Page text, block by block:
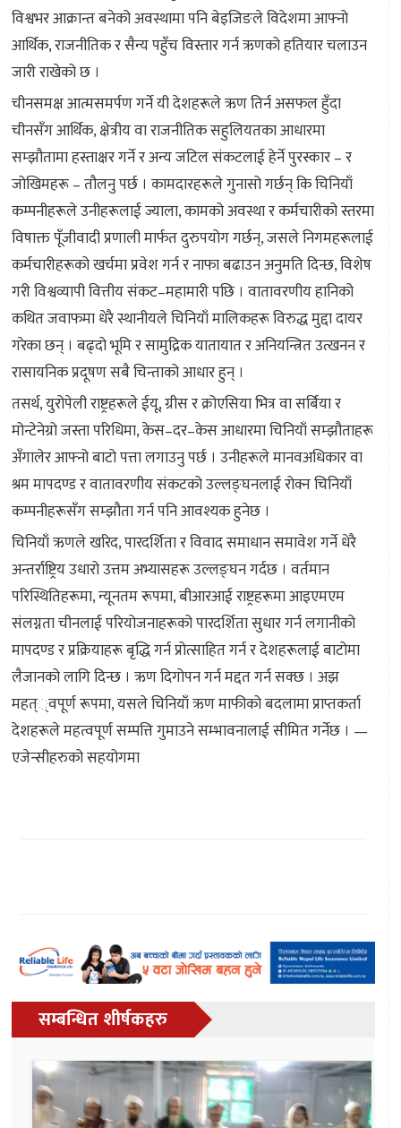
विश्वभर आक्रान्त बनेको अवस्थामा पनि बेइजिङले विदेशमा आफ्नो
आर्थिक, राजनीतिक र सैन्य पहुँच विस्तार गर्न ऋणको हतियार चलाउन
जारी राखेको छ ।
चीनसमक्ष आत्मसमर्पण गर्ने यी देशहरूले ऋण तिर्न असफल हुँदा
चीनसँग आर्थिक, क्षेत्रीय वा राजनीतिक सहुलियतका आधारमा
सम्झौतामा हस्ताक्षर गर्ने र अन्य जटिल संकटलाई हेर्ने पुरस्कार – र
जोखिमहरू – तौलनु पर्छ । कामदारहरूले गुनासो गर्छन् कि चिनियाँ
कम्पनीहरूले उनीहरूलाई ज्याला, कामको अवस्था र कर्मचारीको स्तरमा
विषाक्त पूँजीवादी प्रणाली मार्फत दुरुपयोग गर्छन्, जसले निगमहरूलाई
कर्मचारीहरूको खर्चमा प्रवेश गर्न र नाफा बढाउन अनुमति दिन्छ, विशेष
गरी विश्वव्यापी वित्तीय संकट–महामारी पछि । वातावरणीय हानिको
कथित जवाफमा धेरै स्थानीयले चिनियाँ मालिकहरू विरुद्ध मुद्दा दायर
गरेका छन् । बढ्दो भूमि र सामुद्रिक यातायात र अनियन्त्रित उत्खनन र
रासायनिक प्रदूषण सबै चिन्ताको आधार हुन् ।
तसर्थ, युरोपेली राष्ट्रहरूले ईयू, ग्रीस र क्रोएसिया भित्र वा सर्बिया र
मोन्टेनेग्रो जस्ता परिधिमा, केस–दर–केस आधारमा चिनियाँ सम्झौताहरू
अँगालेर आफ्नो बाटो पत्ता लगाउनु पर्छ । उनीहरूले मानवअधिकार वा
श्रम मापदण्ड र वातावरणीय संकटको उल्लङ्घनलाई रोक्न चिनियाँ
कम्पनीहरूसँग सम्झौता गर्न पनि आवश्यक हुनेछ ।
चिनियाँ ऋणले खरिद, पारदर्शिता र विवाद समाधान समावेश गर्ने धेरै
अन्तर्राष्ट्रिय उधारो उत्तम अभ्यासहरू उल्लङ्घन गर्दछ । वर्तमान
परिस्थितिहरूमा, न्यूनतम रूपमा, बीआरआई राष्ट्रहरूमा आइएमएम
संलग्नता चीनलाई परियोजनाहरूको पारदर्शिता सुधार गर्न लगानीको
मापदण्ड र प्रक्रियाहरू बृद्धि गर्न प्रोत्साहित गर्न र देशहरूलाई बाटोमा
लैजानको लागि दिन्छ । ऋण दिगोपन गर्न मद्दत गर्न सक्छ । अझ
महत््वपूर्ण रूपमा, यसले चिनियाँ ऋण माफीको बदलामा प्राप्तकर्ता
देशहरूले महत्वपूर्ण सम्पत्ति गुमाउने सम्भावनालाई सीमित गर्नेछ । —
एजेन्सीहरुको सहयोगमा
सम्बन्धित शीर्षकहरु